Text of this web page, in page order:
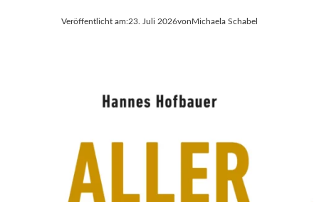
Veröffentlicht am:23. Juli 2026von Michaela Schabel